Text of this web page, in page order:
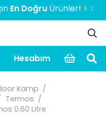
DoğruÜrünler! > > > > >
Hesabım
Kamp /
Termos /
0.60 Litre